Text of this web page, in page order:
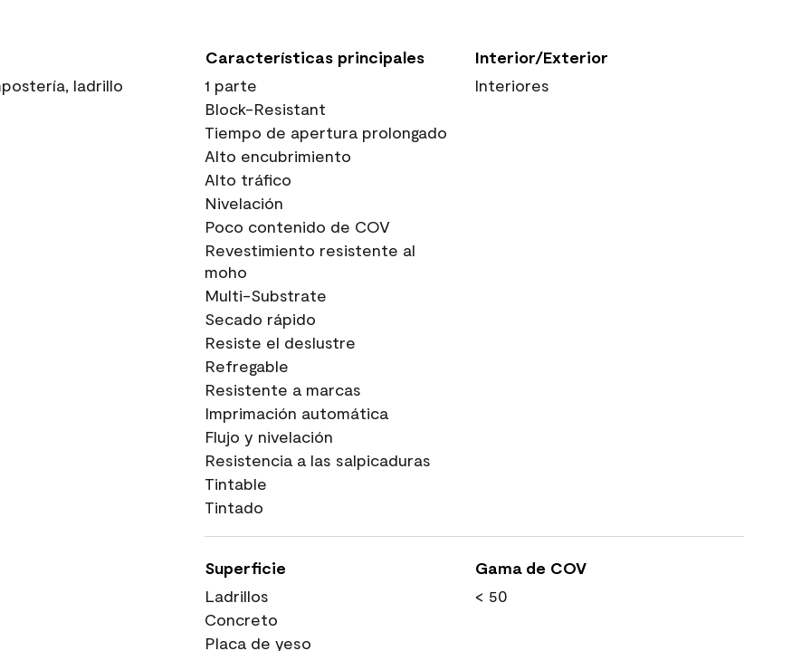
ladrillo
Características principales
1 parte
Block-Resistant
Tiempo de apertura prolongado
Alto encubrimiento
Alto tráfico
Nivelación
Poco contenido de COV
Revestimiento resistente al
moho
Multi-Substrate
Secado rápido
Resiste el deslustre
Refregable
Resistente a marcas
Imprimación automática
Flujo y nivelación
Resistencia a las salpicaduras
Tintable
Tintado
Interior/Exterior
Interiores
Superficie
Ladrillos
Concreto
Placa de yeso
Gama de COV
< 50